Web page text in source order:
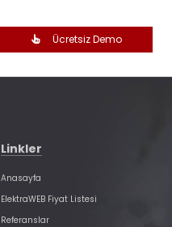
Ücretsiz Demo
Linkler
Anasayfa
ElektraWEB Fiyat Listesi
Referanslar